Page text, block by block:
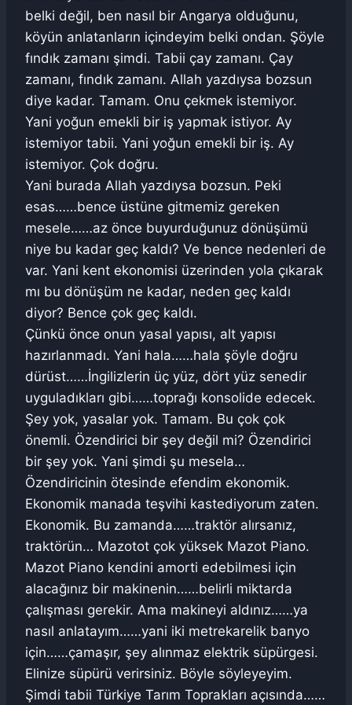
belki değil, ben nasıl bir Angarya olduğunu,
köyün anlatanların içindeyim belki ondan. Şöyle
fındık zamanı şimdi. Tabii çay zamanı. Çay
zamanı, fındık zamanı. Allah yazdıysa bozsun
diye kadar. Tamam. Onu çekmek istemiyor.
Yani yoğun emekli bir iş yapmak istiyor. Ay
istemiyor tabii. Yani yoğun emekli bir iş. Ay
istemiyor. Çok doğru.
Yani burada Allah yazdıysa bozsun. Peki
esas……bence üstüne gitmemiz gereken
mesele……az önce buyurduğunuz dönüşümü
niye bu kadar geç kaldı? Ve bence nedenleri de
var. Yani kent ekonomisi üzerinden yola çıkarak
mı bu dönüşüm ne kadar, neden geç kaldı
diyor? Bence çok geç kaldı.
Çünkü önce onun yasal yapısı, alt yapısı
hazırlanmadı. Yani hala……hala şöyle doğru
dürüst……İngilizlerin üç yüz, dört yüz senedir
uyguladıkları gibi……toprağı konsolide edecek.
Şey yok, yasalar yok. Tamam. Bu çok çok
önemli. Özendirici bir şey değil mi? Özendirici
bir şey yok. Yani şimdi şu mesela…
Özendiricinin ötesinde efendim ekonomik.
Ekonomik manada teşvihi kastediyorum zaten.
Ekonomik. Bu zamanda……traktör alırsanız,
traktörün… Mazotot çok yüksek Mazot Piano.
Mazot Piano kendini amorti edebilmesi için
alacağınız bir makinenin……belirli miktarda
çalışması gerekir. Ama makineyi aldınız……ya
nasıl anlatayım……yani iki metrekarelik banyo
için……çamaşır, şey alınmaz elektrik süpürgesi.
Elinize süpürü verirsiniz. Böyle söyleyeyim.
Şimdi tabii Türkiye Tarım Toprakları açısında……